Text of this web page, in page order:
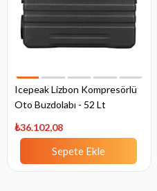
Icepeak Lizbon Kompresörlü
Oto Buzdolabı - 52 Lt
₺36.102,08
Sepete Ekle